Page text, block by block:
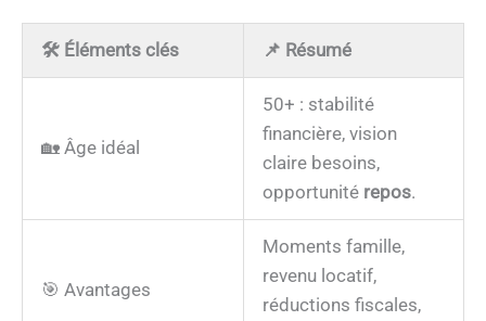
🛠️ Éléments clés 📌 Résumé
🏡 Âge idéal
50+ : stabilité
financière, vision
claire besoins,
opportunité repos.
🎯 Avantages
Moments famille,
revenu locatif,
réductions fiscales,